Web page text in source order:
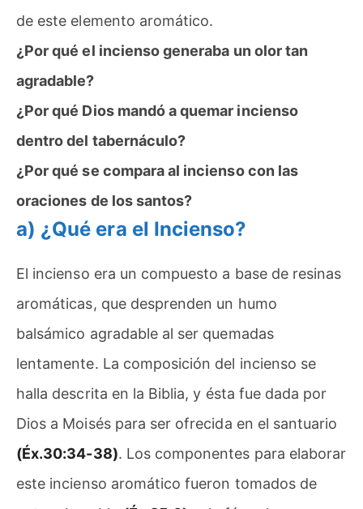
de este elemento aromático.
¿Por qué el incienso generaba un olor tan
agradable?
¿Por qué Dios mandó a quemar incienso
dentro del tabernáculo?
¿Por qué se compara al incienso con las
oraciones de los santos?
a) ¿Qué era el Incienso?
El incienso era un compuesto a base de resinas
aromáticas, que desprenden un humo
balsámico agradable al ser quemadas
lentamente. La composición del incienso se
halla descrita en la Biblia, y ésta fue dada por
Dios a Moisés para ser ofrecida en el santuario
(Éx.30:34-38). Los componentes para elaborar
este incienso aromático fueron tomados de